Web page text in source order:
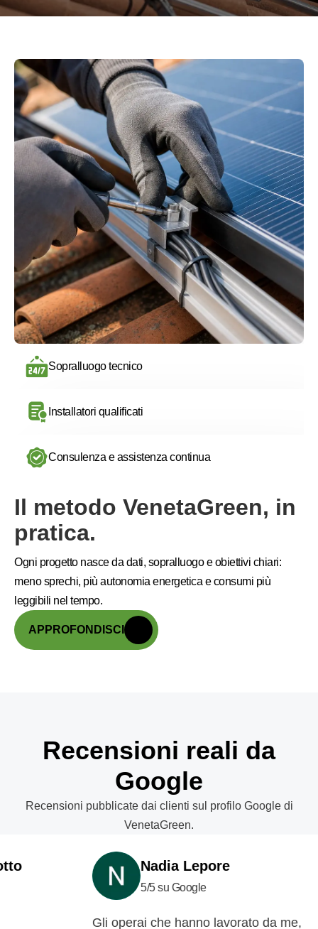
Sopralluogo tecnico
Installatori qualificati
Consulenza e assistenza continua
Il metodo VenetaGreen, in
pratica.
Ogni progetto nasce da dati, sopralluogo e obiettivi chiari:
meno sprechi, più autonomia energetica e consumi più
leggibili nel tempo.
APPROFONDISCI
Recensioni reali da
Google
Recensioni pubblicate dai clienti sul profilo Google di
VenetaGreen.
Nadia Lepore
5/5 su Google
Gli operai che hanno lavorato da me,